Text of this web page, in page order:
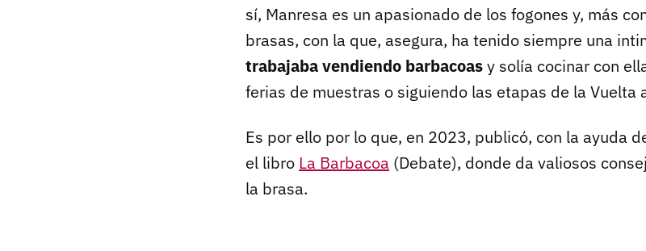
sí, Manresa es un apasionado de los fogones y, más
brasas, con la que, asegura, ha tenido siempre una
trabajaba vendiendo barbacoasy solía cocinar con
ferias de muestras o siguiendo las etapas de la Vuelta
Es por ello por lo que, en 2023, publicó, con la ayuda
el libro La Barbacoa (Debate), donde da valiosos
la brasa.